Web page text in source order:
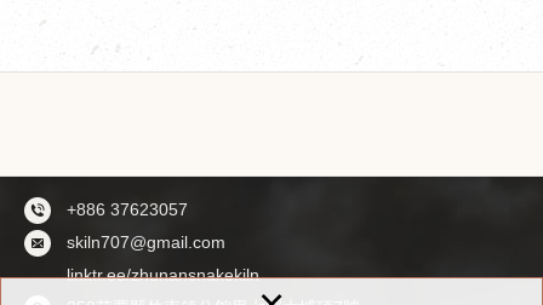
+886 37623057
skiln707@gmail.com
linktr.ee/zhunansnakekiln